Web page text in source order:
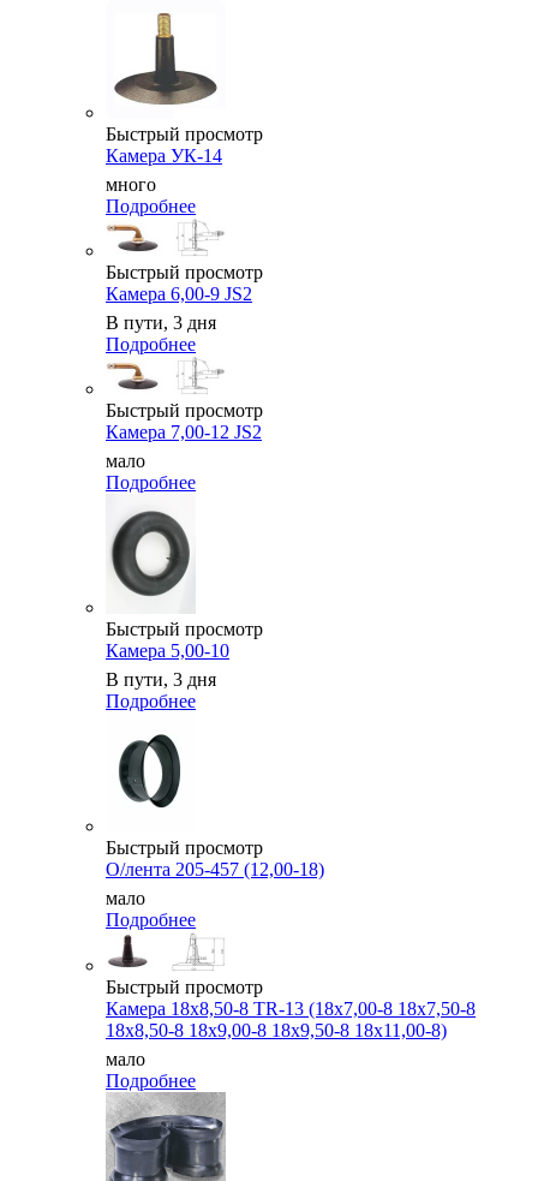
Быстрый просмотр
Камера УК-14
много
Подробнее
Быстрый просмотр
Камера 6,00-9 JS2
В пути, 3 дня
Подробнее
Быстрый просмотр
Камера 7,00-12 JS2
мало
Подробнее
Быстрый просмотр
Камера 5,00-10
В пути, 3 дня
Подробнее
Быстрый просмотр
О/лента 205-457 (12,00-18)
мало
Подробнее
Быстрый просмотр
Камера 18x8,50-8 TR-13 (18x7,00-8 18x7,50-8
18x8,50-8 18x9,00-8 18x9,50-8 18x11,00-8)
мало
Подробнее